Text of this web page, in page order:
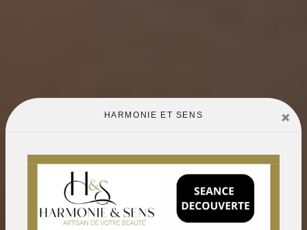
HARMONIE ET SENS ×